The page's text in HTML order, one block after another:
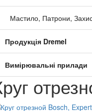
Мастило, Патрони,
Продукція Dremel
Вимірювальні прилади